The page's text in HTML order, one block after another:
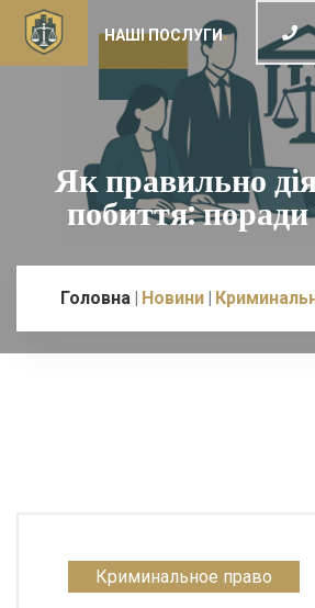
НАШІ ПОСЛУГИ
Як правильно
побиття:
Головна Новини
Криминальное право